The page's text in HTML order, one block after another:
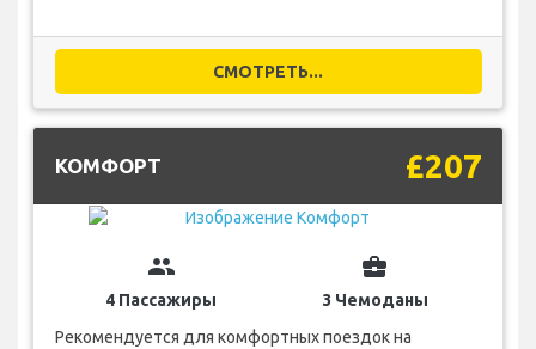
СМОТРЕТЬ...
КОМФОРТ £207
group
4 Пассажиры
business_center
3 Чемоданы
Рекомендуется для комфортных поездок на